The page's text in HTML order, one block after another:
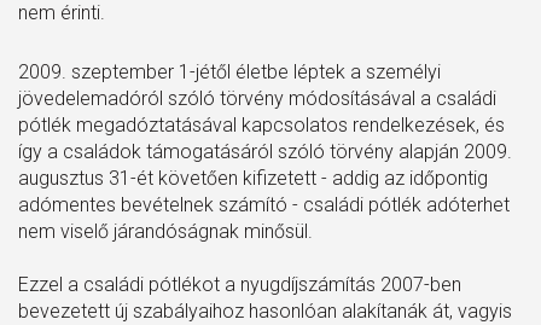
nem érinti.
2009. szeptember 1-jétől életbe léptek a személyi
jövedelemadóról szóló törvény módosításával a családi
pótlék megadóztatásával kapcsolatos rendelkezések, és
így a családok támogatásáról szóló törvény alapján 2009.
augusztus 31-ét követően kifizetett - addig az időpontig
adómentes bevételnek számító - családi pótlék adóterhet
nem viselő járandóságnak minősül.
Ezzel a családi pótlékot a nyugdíjszámítás 2007-ben
bevezetett új szabályaihoz hasonlóan alakítanák át, vagyis